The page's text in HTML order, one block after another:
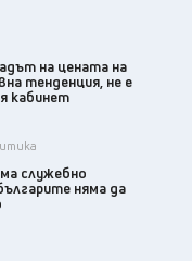
на цената на
тенденция, не е
кабинет
служебно
няма да